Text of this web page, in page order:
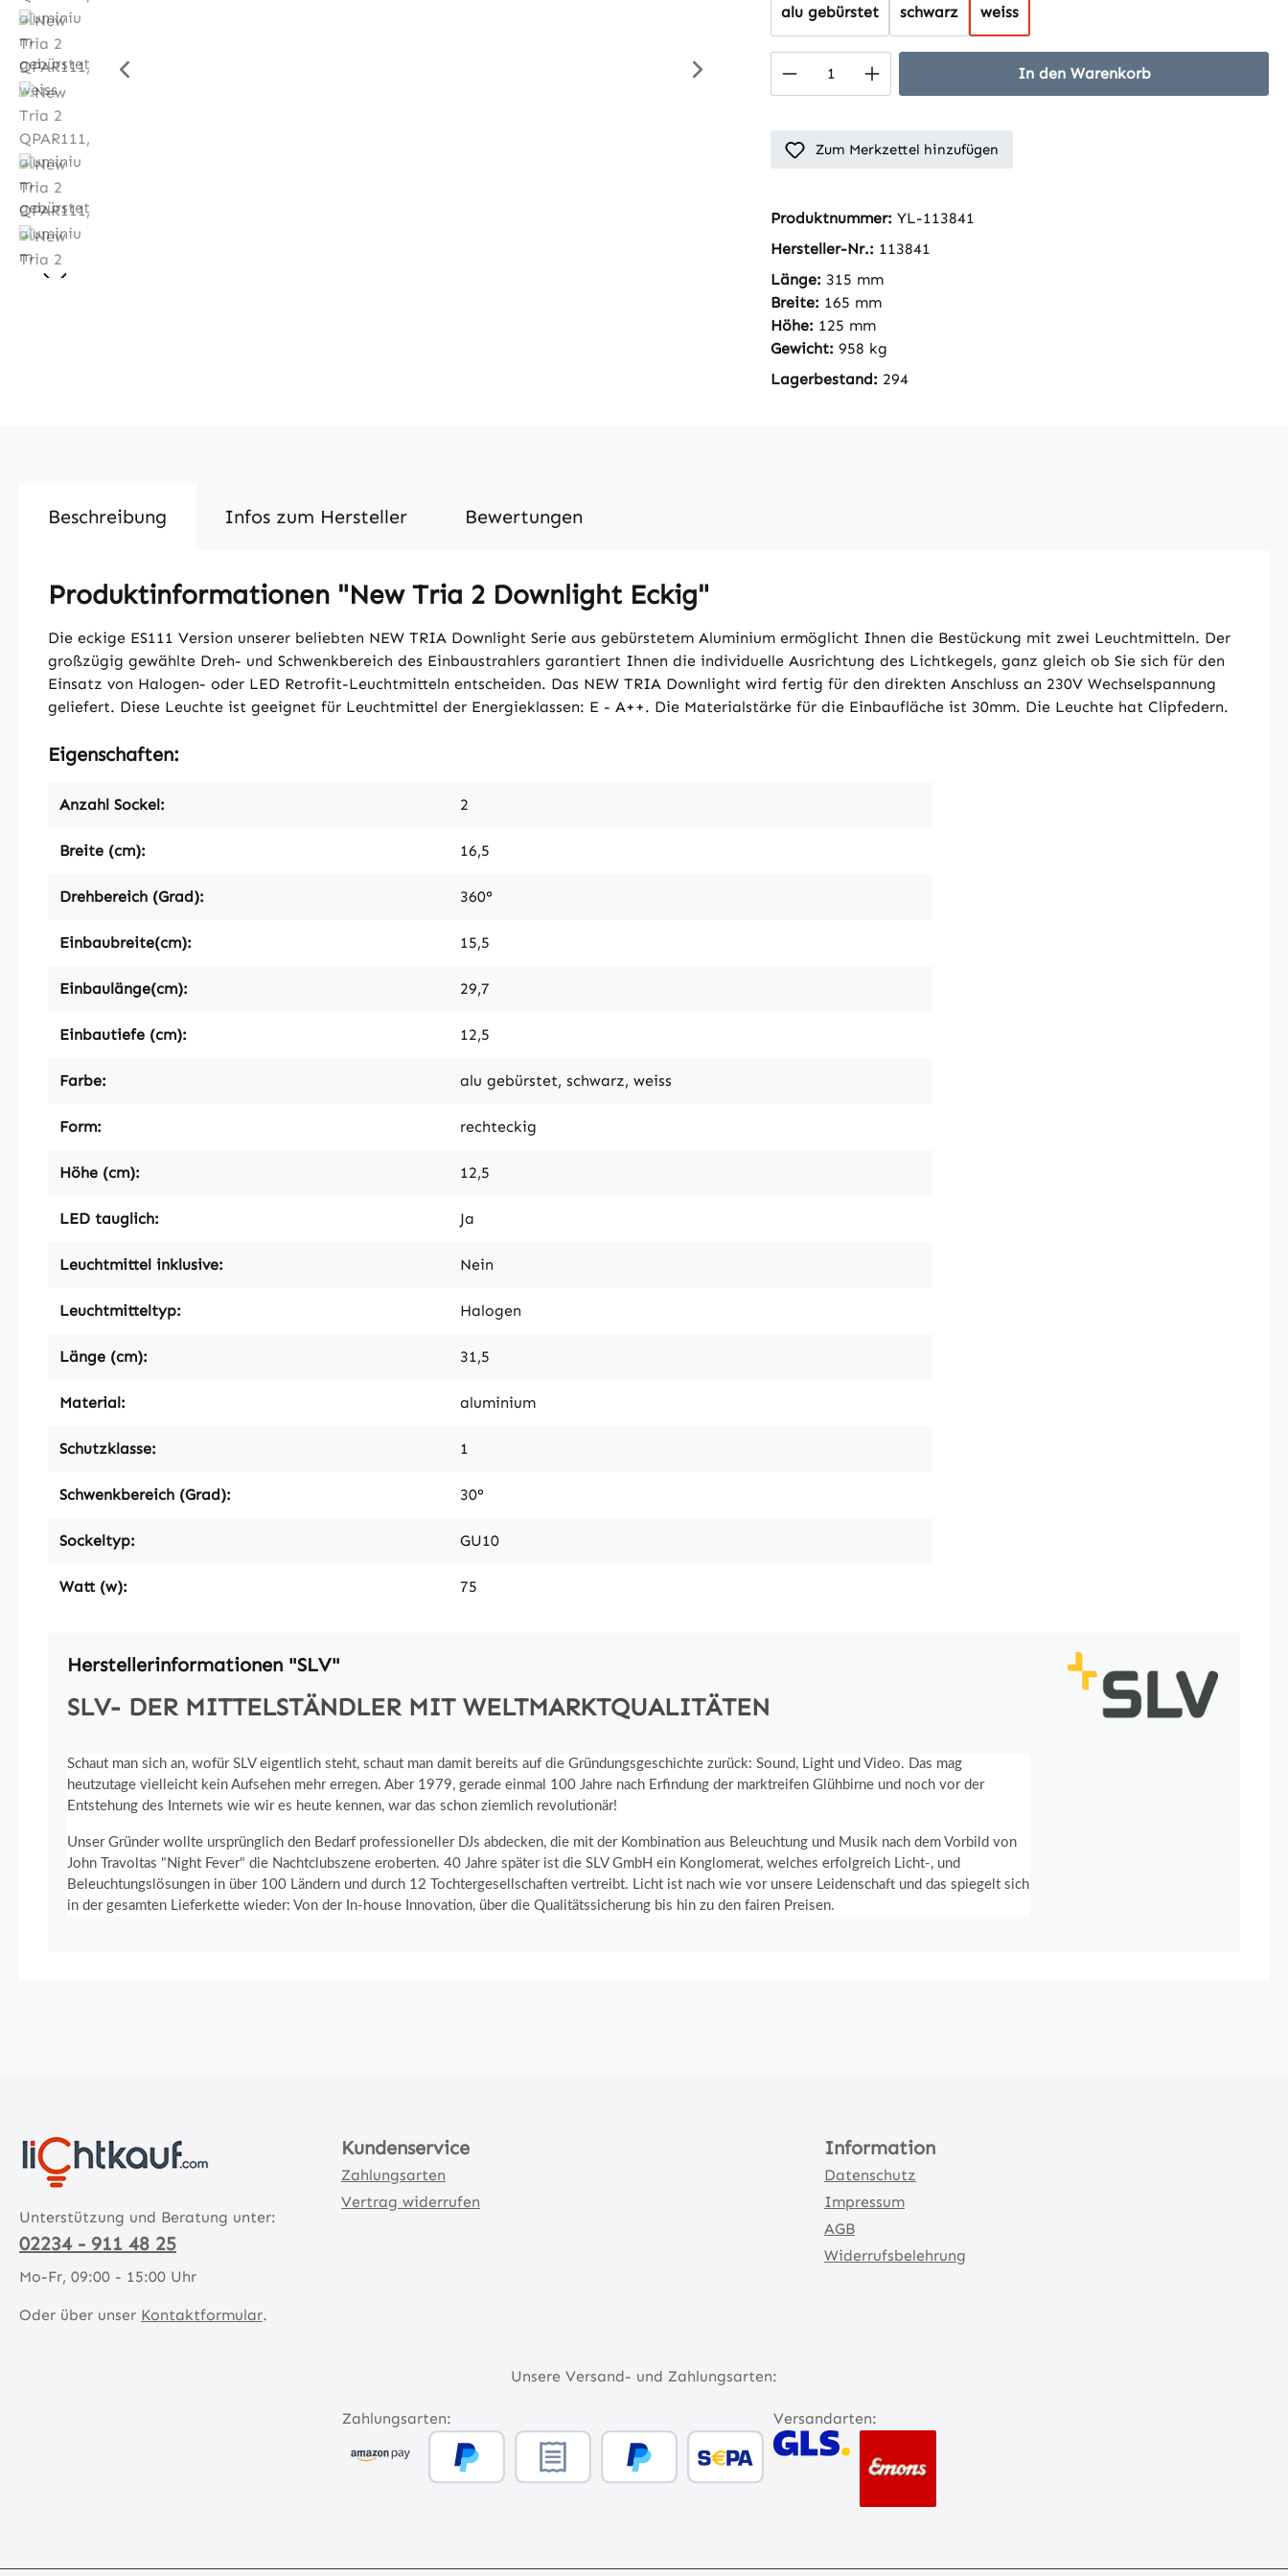
alu gebürstet schwarz weiss
Produkt Anzahl: Gib den gewünschten Wert
In den Warenkorb
Zum Merkzettel hinzufügen
Produktnummer: YL-113841
Hersteller-Nr.: 113841
Länge: 315 mm
Breite: 165 mm
Höhe: 125 mm
Gewicht: 958 kg
Lagerbestand: 294
Beschreibung Infos zum Hersteller Bewertungen
Produktinformationen "New Tria 2 Downlight Eckig"
Die eckige ES111 Version unserer beliebten NEW TRIA Downlight Serie aus gebürstetem Aluminium ermöglicht Ihnen die Bestückung mit zwei Leuchtmitteln. Der
großzügig gewählte Dreh- und Schwenkbereich des Einbaustrahlers garantiert Ihnen die individuelle Ausrichtung des Lichtkegels, ganz gleich ob Sie sich für den
Einsatz von Halogen- oder LED Retrofit-Leuchtmitteln entscheiden. Das NEW TRIA Downlight wird fertig für den direkten Anschluss an 230V Wechselspannung
geliefert. Diese Leuchte ist geeignet für Leuchtmittel der Energieklassen: E - A++. Die Materialstärke für die Einbaufläche ist 30mm. Die Leuchte hat Clipfedern.
Eigenschaften:
Anzahl Sockel: 2
Breite (cm): 16,5
Drehbereich (Grad): 360°
Einbaubreite(cm): 15,5
Einbaulänge(cm): 29,7
Einbautiefe (cm): 12,5
Farbe: alu gebürstet, schwarz, weiss
Form: rechteckig
Höhe (cm): 12,5
LED tauglich: Ja
Leuchtmittel inklusive: Nein
Leuchtmitteltyp: Halogen
Länge (cm): 31,5
Material: aluminium
Schutzklasse: 1
Schwenkbereich (Grad): 30°
Sockeltyp: GU10
Watt (w): 75
Herstellerinformationen "SLV"
SLV- DER MITTELSTÄNDLER MIT WELTMARKTQUALITÄTEN
Schaut man sich an, wofür SLV eigentlich steht, schaut man damit bereits auf die Gründungsgeschichte zurück: Sound, Light und Video. Das mag
heutzutage vielleicht kein Aufsehen mehr erregen. Aber 1979, gerade einmal 100 Jahre nach Erfindung der marktreifen Glühbirne und noch vor der
Entstehung des Internets wie wir es heute kennen, war das schon ziemlich revolutionär!
Unser Gründer wollte ursprünglich den Bedarf professioneller DJs abdecken, die mit der Kombination aus Beleuchtung und Musik nach dem Vorbild von
John Travoltas "Night Fever" die Nachtclubszene eroberten. 40 Jahre später ist die SLV GmbH ein Konglomerat, welches erfolgreich Licht-, und
Beleuchtungslösungen in über 100 Ländern und durch 12 Tochtergesellschaften vertreibt. Licht ist nach wie vor unsere Leidenschaft und das spiegelt sich
in der gesamten Lieferkette wieder: Von der In-house Innovation, über die Qualitätssicherung bis hin zu den fairen Preisen.
Unterstützung und Beratung unter:
02234 - 911 48 25
Mo-Fr, 09:00 - 15:00 Uhr
Oder über unser Kontaktformular.
Kundenservice
Zahlungsarten
Vertrag widerrufen
Information
Datenschutz
Impressum
AGB
Widerrufsbelehrung
Unsere Versand- und Zahlungsarten:
Zahlungsarten: Versandarten: